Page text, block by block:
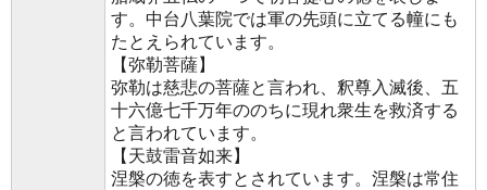
す。中台八葉院では軍の先頭に立てる幢にも
たとえられています。
【弥勒菩薩】
弥勒は慈悲の菩薩と言われ、釈尊入滅後、五
十六億七千万年ののちに現れ衆生を救済する
と言われています。
【天鼓雷音如来】
涅槃の徳を表すとされています。涅槃は常住